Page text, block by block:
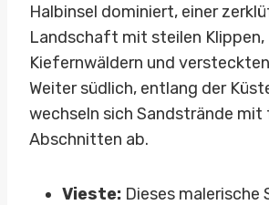
Halbinsel dominiert, einer
Landschaft mit steilen Klippen,
Kiefernwäldern und
Weiter südlich, entlang der
wechseln sich Sandstrände mit
Abschnitten ab.
Vieste: Dieses malerische